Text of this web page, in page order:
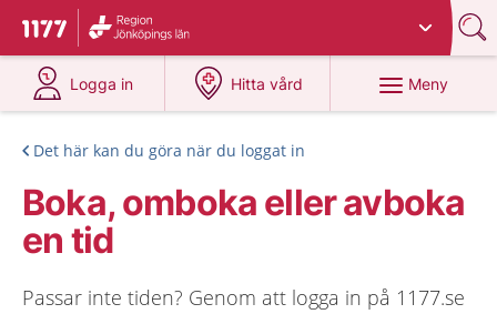
Till startsidan för 1177
Du har valt region
Logga in
på 1177.se
Hitta vård
på 1177.se
Meny
Det här kan du göra när du loggat in
Boka, omboka eller avboka
en tid
Passar inte tiden? Genom att logga in på 1177.se